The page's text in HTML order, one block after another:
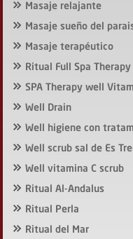
Masaje relajante
Masaje sueño del
Masaje terapéutico
Ritual Full Spa Therapy
SPA Therapy well
Well Drain
Well higiene con
Well scrub sal de Es
Well vitamina C scrub
Ritual Al-Andalus
Ritual Perla
Ritual del Mar